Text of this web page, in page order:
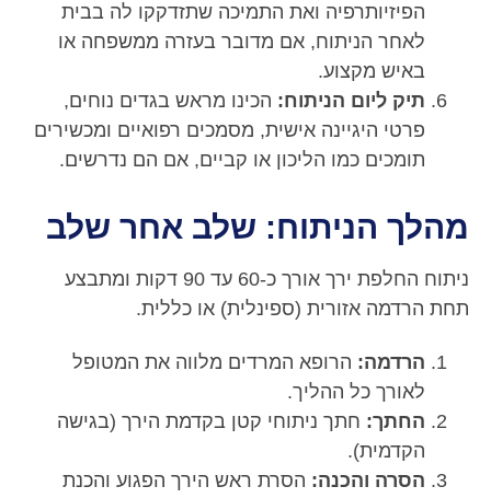
הפיזיותרפיה ואת התמיכה שתזדקקו לה בבית
לאחר הניתוח, אם מדובר בעזרה ממשפחה או
באיש מקצוע.
תיק ליום הניתוח: הכינו מראש בגדים נוחים,
פרטי היגיינה אישית, מסמכים רפואיים ומכשירים
תומכים כמו הליכון או קביים, אם הם נדרשים.
מהלך הניתוח: שלב אחר שלב
ניתוח החלפת ירך אורך כ-60 עד 90 דקות ומתבצע
תחת הרדמה אזורית (ספינלית) או כללית.
הרדמה: הרופא המרדים מלווה את המטופל
לאורך כל ההליך.
החתך: חתך ניתוחי קטן בקדמת הירך (בגישה
הקדמית).
הסרה והכנה: הסרת ראש הירך הפגוע והכנת